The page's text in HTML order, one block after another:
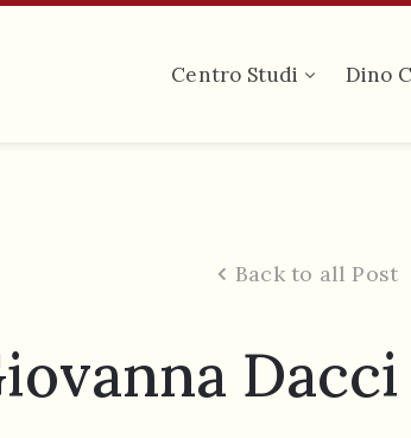
Centro Studi Dino
Back to all Post